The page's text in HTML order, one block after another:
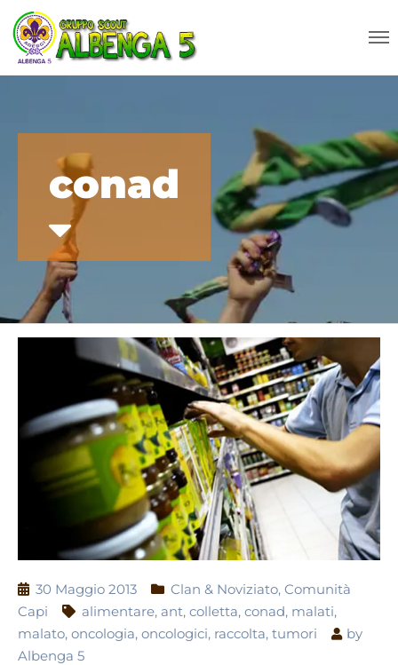
conad
30 Maggio 2013 Clan & Noviziato, Comunità
Capi
alimentare, ant, colletta, conad, malati,
malato, oncologia, oncologici, raccolta, tumori
by
Albenga 5